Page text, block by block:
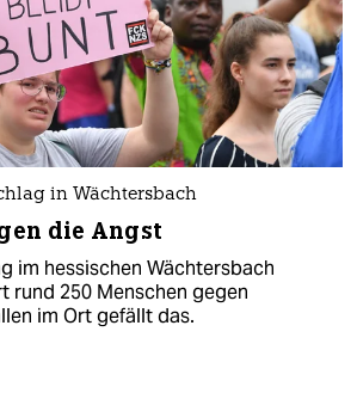
in Wächtersbach
die Angst
im hessischen Wächtersbach
rund 250 Menschen gegen
im Ort gefällt das.